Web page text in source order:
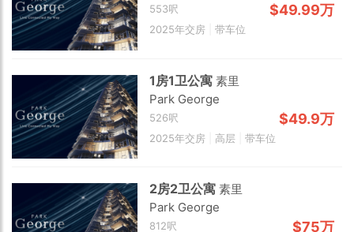
Choose view
Map view
Traffic conditions
Show traffic incidents
553呎 $49.99万
2025年交房 带车位
1房1卫公寓素里
Park George
526呎 $49.9万
2025年交房 高层 带车位
2房2卫公寓素里
Park George
812呎 $75万